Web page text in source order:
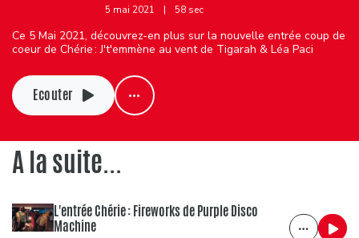
5 mai 2021 | 58 sec
Ce 5 Mai 2021, découvrez-en plus sur la nouvelle entrée coup de
coeur de Chérie : J't'emmène au vent de Tigarah & Léa Paci
Ecouter
A la suite...
L'entrée Chérie : Fireworks de Purple Disco
Machine